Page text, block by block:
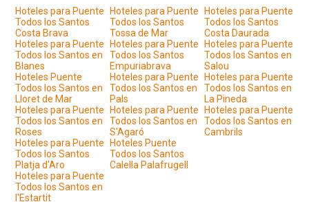
Hoteles para Puente
Todos los Santos
Costa Brava
Hoteles para Puente
Todos los Santos
Tossa de Mar
Hoteles para Puente
Todos los Santos
Costa Daurada
Hoteles para Puente
Todos los Santos en
Blanes
Hoteles para Puente
Todos los Santos
Empuriabrava
Hoteles para Puente
Todos los Santos en
Salou
Hoteles Puente
Todos los Santos en
Lloret de Mar
Hoteles para Puente
Todos los Santos en
Pals
Hoteles para Puente
Todos los Santos en
La Pineda
Hoteles para Puente
Todos los Santos en
Roses
Hoteles para Puente
Todos los Santos en
S'Agaró
Hoteles para Puente
Todos los Santos en
Cambrils
Hoteles para Puente
Todos los Santos
Platja d'Aro
Hoteles Puente
Todos los Santos
Calella Palafrugell
Hoteles para Puente
Todos los Santos en
l'Estartit